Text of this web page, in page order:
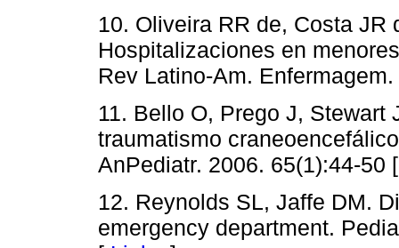
10. Oliveira RR de, Costa JR
Hospitalizaciones en
Rev Latino-Am.
11. Bello O, Prego J, Stewart
traumatismo
AnPediatr. 2006. 65(1):44-50
12. Reynolds SL, Jaffe DM.
emergency department.